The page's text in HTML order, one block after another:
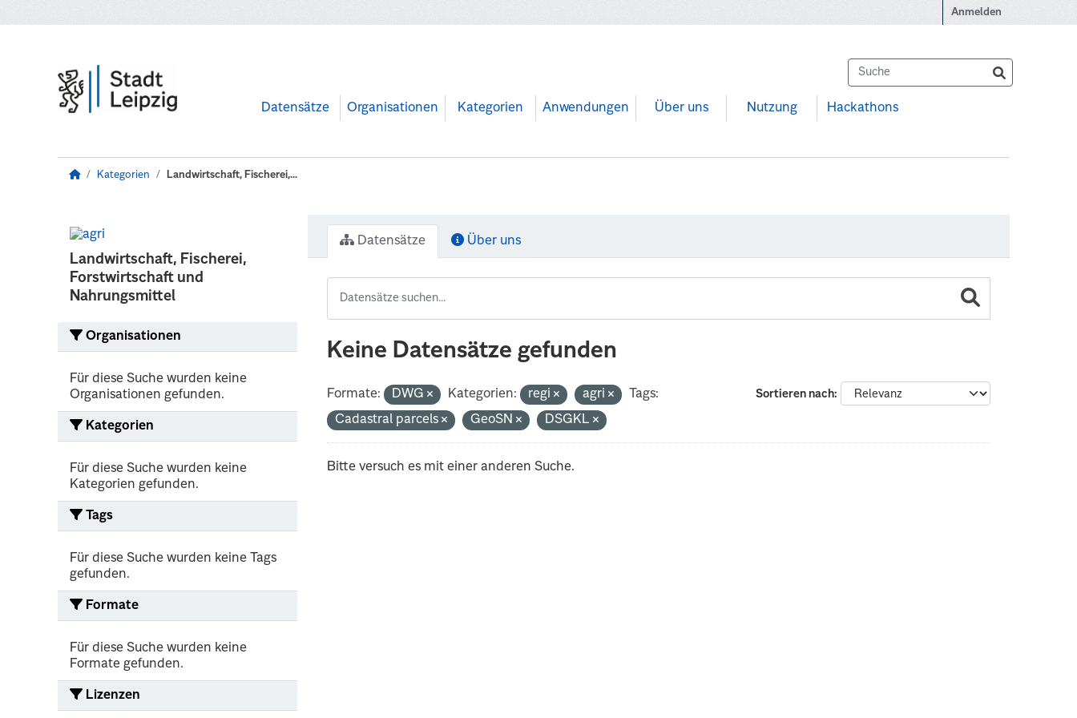
Anmelden
Datensätze Organisationen Kategorien Anwendungen Über uns Nutzung Hackathons
Kategorien Landwirtschaft, Fischerei,...
Landwirtschaft, Fischerei,
Forstwirtschaft und
Nahrungsmittel
Organisationen
Für diese Suche wurden keine
Organisationen gefunden.
Kategorien
Für diese Suche wurden keine
Kategorien gefunden.
Tags
Für diese Suche wurden keine Tags
gefunden.
Formate
Für diese Suche wurden keine
Formate gefunden.
Lizenzen
Datensätze Über uns
Keine Datensätze gefunden
Sortieren nach
Formate: DWG Kategorien: regi agri
Tags:
Cadastral parcels
GeoSN DSGKL
Bitte versuch es mit einer anderen Suche.